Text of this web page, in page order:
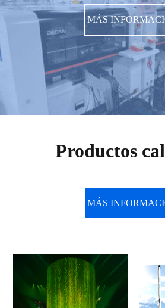
MÁS
Productos
MÁS